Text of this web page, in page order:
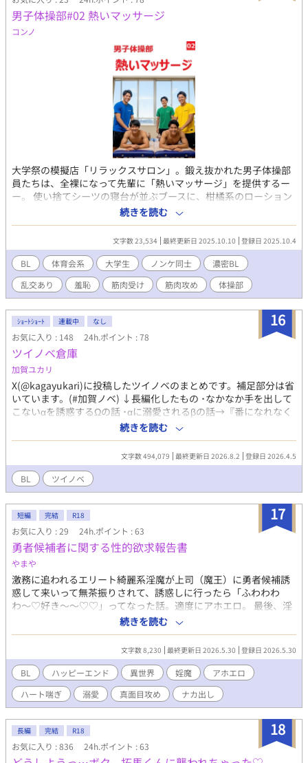
て！ これじゃあえっちなルートに行っちゃうよ！ 全12話、3万
字程度で完結しています。 えっちは10話から。 ※他サイトにも投
男子体操部#02 熱いマッサージ
コンノ
大学祭の模擬店「リラックスサロン」。鍛え抜かれた男子体操部
員たちは、全裸になって先輩に「熱いマッサージ」を提供するー
ー。 使い捨てシーツの寝台が並ぶブースに、柑橘系のローション
の香りが漂い、陽光がカーテンの隙間から差し込む。3年生の真邊
佑司は、汗ばんだTシャツ姿で2年生の高瀬恒征や坂口太河たちと
の軽口に笑う。店内は客の男子学生たちで賑わうが、佑司のブー
スには客が来ない。そんな時、インカレを終えて引退した4年生、
韮川悠人と松谷貴晃が入店。懐かしい空気に部員たちの目が輝
く。韮川は佑司のブースへ、松谷は高瀬のブースへ。カーテンを
閉め、BGMのピアノが流れる中、リラクゼーションが始まる。佑
司の指が韮川の肩に沈むと、硬い筋肉の溝から汗の塩辛い匂いが
立ち上り、インカレの夜――旅館での罰ゲームがエスカレートし
た熱い記憶がフラッシュバックする。韮川の息が乱れ、「もっと
深く押せよ」と囁く。隣のブースから松谷の「んっ、そこいい
よ」という声が漏れ、坂口のサポートが入る中、空気が熱を帯び
る。ローションのぬるぬるとした感触が肌を滑り、肩から背中、
腰へ。短パンの裾を掠め、内ももの膨らみに触れると、韮川の体
がビクッと反応。坂口の提案で「スペシャル前立腺ケア」が始ま
り、全裸の韮川の太い陰茎が露わになる。佑司の指がアナルに沈
み、前立腺を押す感触に、韮川の16cmの陰茎が脈打つ。「佑司、
そこだ……ヤバいぞ」と喘ぎ、坂口の唇がそれを包む。隣のブー
スでも部内一の巨根の持ち主・高瀬の手技が松谷を刺激し、喘ぎ
が重なる。順番待ちの客の声が廊下から聞こえる中、グチュグチ
ュの水音がスリルを煽る。エスカレートは止まらず、全員が全裸
に。佑司の色白の体が陽光に晒され、12cmの陰茎が硬くなる中、
韮川の舌が佑司の乳首を這い、熱いキスが交わされる。15cmの上
反り陰茎の持ち主・坂口は、韮川の太マラを扱き、佑司をサポー
トする。高瀬のブースから「恒征、ふざけんな……んっ、そ
こ！」という声が聞こえ、佑司の心は好奇心と羞恥でざわつく。
「男の体なのに……なんでこんなに疼くんだよ」。反対隣りのブ
ースから客の笑いが漏れる中、フェラチオの水音、アナルファッ
クの快感で漏れる喘ぎ声がBGMに混ざって部屋に響く。ノンケの
佑司は、松谷の16cmの陰茎をフェラし、指で前立腺を刺激されな
がら、バージンアナルを3本の指でほぐされる。「先輩の指の動き
でビクビク……恥ずかしいのに、チンポから汁が」。ブースの薄
いカーテンを隔てた日常の喧騒が、秘密の熱気を煽り立てる。イ
ローションの渦の中で、ノンケの限界を試す禁断の誘惑として、
佑司の胸をざわつかせていた。 （過激な描写を含むため、18歳以
上の読者に限定） 【シリーズ第1作「男子体操部 深夜の団体戦」
の続編です。】
続きを読む
文字数 23,534 最終更新日 2025.10.10 登録日 2025.10.4
BL 体育会系 大学生 ノンケ同士
濃密BL
乱交あり
羞恥 筋肉受け 筋肉攻め 体操部
16
ｼｮｰﾄｼｮｰﾄ 連載中 なし
お気に入り : 148 24h.ポイント : 78
ツイノベ倉庫
加賀ユカリ
X(@kagayukari)に投稿したツイノベのまとめです。補足部分は省
いています。(#加賀ノベ) ↓長編化したもの ･なかなか手を出して
こないαを誘惑するΩの話 ･αに溺愛されるβの話→『番になれなく
ても』 ･騎士αが行方不明になったΩを探す話→『君が消えたあの
日から』 ･欠陥Ωが使用済みマスクを落としたら、変態αにフェロ
モン値を実況されるようになった話→『変態αのフェロモン観測記
録』
続きを読む
文字数 494,079 最終更新日 2026.8.2 登録日 2026.4.5
BL ツイノベ
17
短編 完結 R18
お気に入り : 29 24h.ポイント : 63
勇者候補者に関する性的欲求報告書
やまや
激務に追われるエリート綺麗系淫魔が上司（魔王）に勇者候補誘
惑して来いって無茶振りされて、誘惑しに行ったら「ふわわわ
わ〜♡好き〜〜♡♡」ってなった話。適度にアホエロ。 最後、淫
魔の出産について言及があるので、苦手な人はお気をつけくださ
い。 ムーンライトノベルズにも掲載してます。
続きを読む
文字数 8,230 最終更新日 2026.5.30 登録日 2026.5.30
BL ハッピーエンド 異世界 婬魔
アホエロ
ハート喘ぎ
溺愛 真面目攻め ナカ出し
18
長編 完結 R18
お気に入り : 836 24h.ポイント : 63